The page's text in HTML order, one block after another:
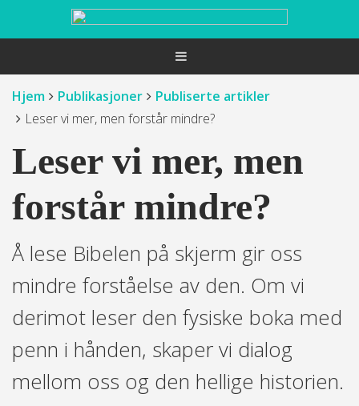
Hjem Publikasjoner
Publiserte artikler
Leser vi mer, men forstår mindre?
Leser vi mer, men
forstår mindre?
Å lese Bibelen på skjerm gir oss
mindre forståelse av den. Om vi
derimot leser den fysiske boka med
penn i hånden, skaper vi dialog
mellom oss og den hellige historien.